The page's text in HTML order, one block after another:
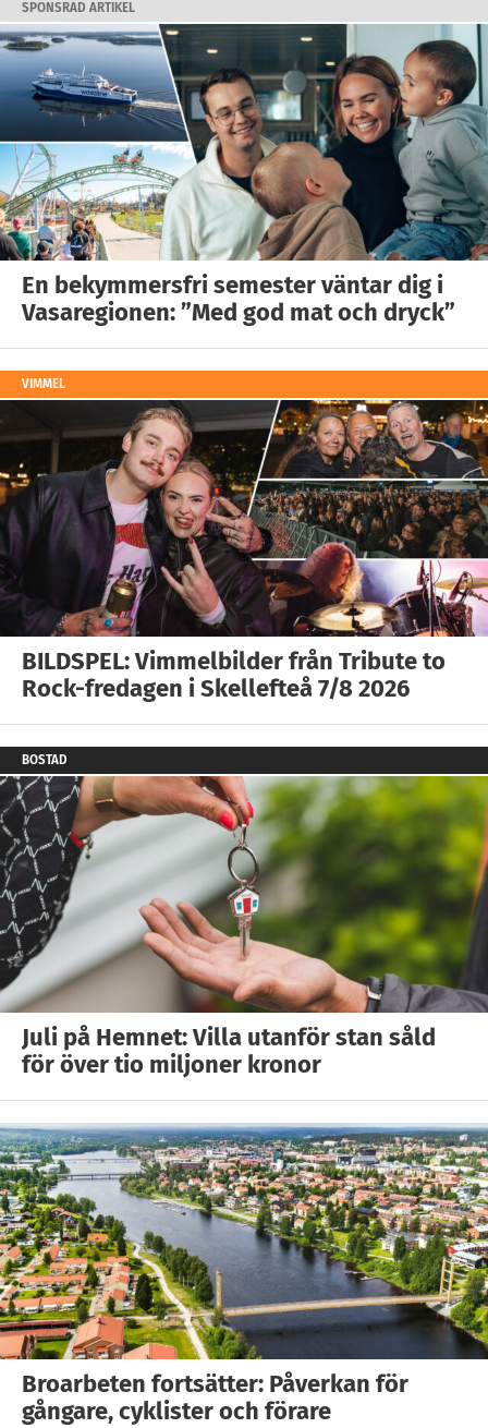
SPONSRAD ARTIKEL
En bekymmersfri semester väntar dig i
Vasaregionen: ”Med god mat och dryck”
VIMMEL
BILDSPEL: Vimmelbilder från Tribute to
Rock-fredagen i Skellefteå 7/8 2026
BOSTAD
Juli på Hemnet: Villa utanför stan såld
för över tio miljoner kronor
Broarbeten fortsätter: Påverkan för
gångare, cyklister och förare